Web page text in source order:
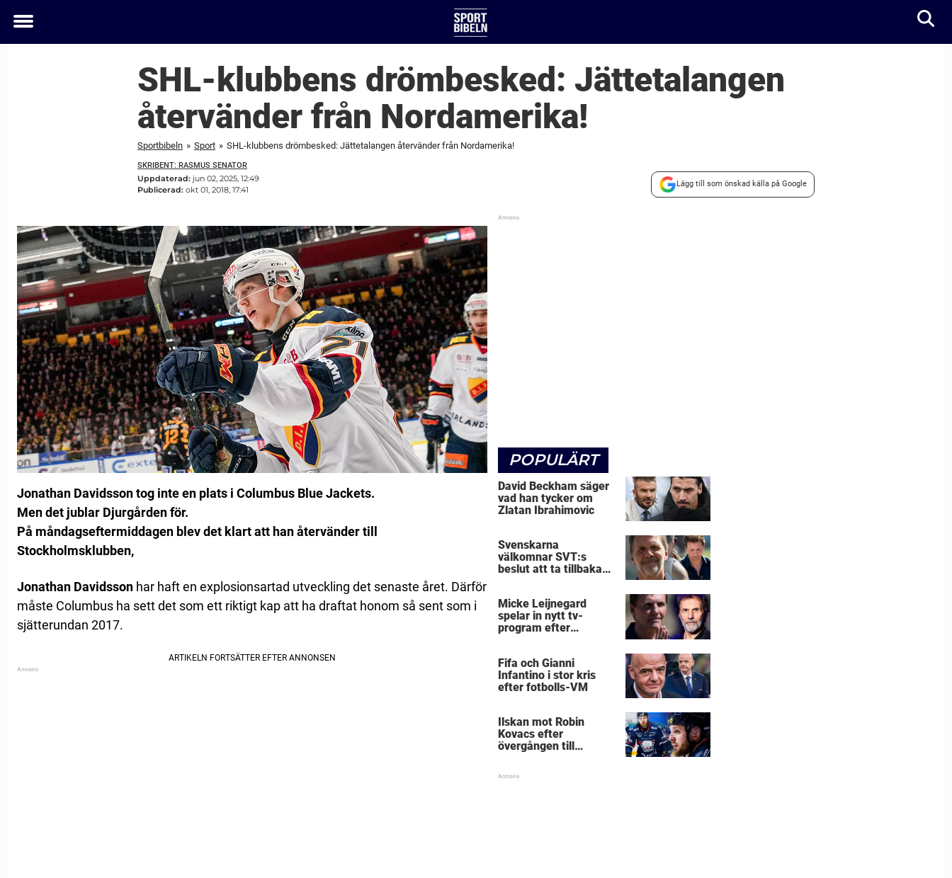
Toggle
SHL-klubbens drömbesked: Jättetalangen
återvänder från Nordamerika!
Sportbibeln » Sport » SHL-klubbens drömbesked: Jättetalangen återvänder från Nordamerika!
SKRIBENT: RASMUS SENATOR
Uppdaterad: jun 02, 2025, 12:49
Publicerad: okt 01, 2018, 17:41
Lägg till som önskad källa på Google
Jonathan Davidsson tog inte en plats i Columbus Blue Jackets.
Men det jublar Djurgården för.
På måndagseftermiddagen blev det klart att han återvänder till
Stockholmsklubben,
Jonathan Davidsson har haft en explosionsartad utveckling det senaste året. Därför
måste Columbus ha sett det som ett riktigt kap att ha draftat honom så sent som i
sjätterundan 2017.
POPULÄRT
David Beckham säger
vad han tycker om
Zlatan Ibrahimovic
Svenskarna
välkomnar SVT:s
beslut att ta tillbaka
Micke Leijnegard
spelar in nytt tv-
program efter
Fifa och Gianni
Infantino i stor kris
efter fotbolls-VM
Ilskan mot Robin
Kovacs efter
övergången till